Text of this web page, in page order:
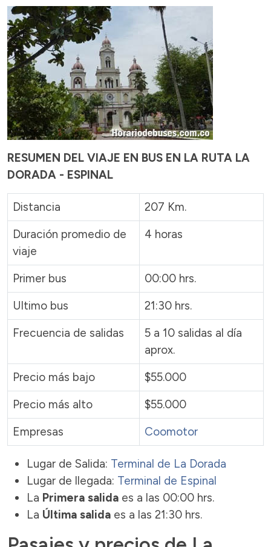
RESUMEN DEL VIAJE EN BUS EN LA RUTA LA
DORADA - ESPINAL
Distancia
207 Km.
Duración promedio de
viaje
4 horas
Primer bus
00:00 hrs.
Ultimo bus
21:30 hrs.
Frecuencia de salidas
5 a 10 salidas al día
aprox.
Precio más bajo
$55.000
Precio más alto
$55.000
Empresas
Coomotor
Lugar de Salida: Terminal de La Dorada
Lugar de llegada: Terminal de Espinal
La Primera salida es a las 00:00 hrs.
La Última salida es a las 21:30 hrs.